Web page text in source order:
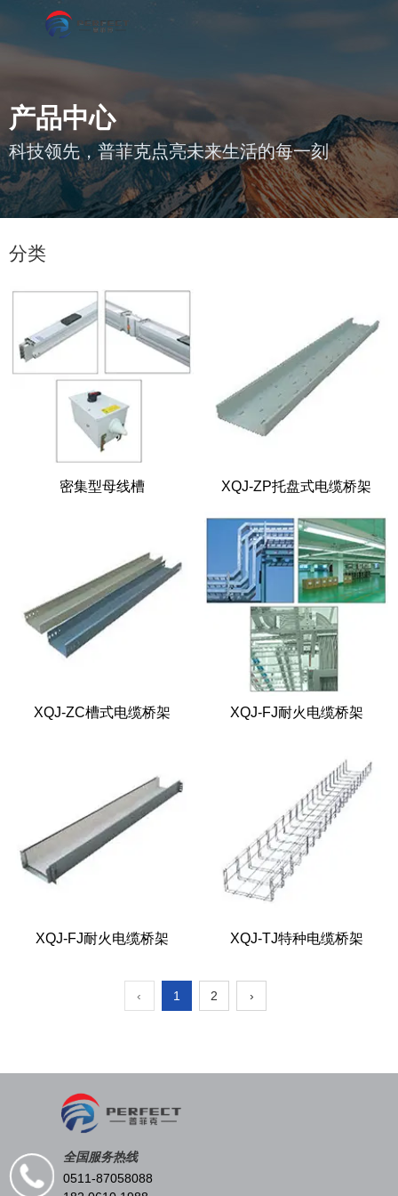
产品中心
科技领先，普菲克点亮未来生活的每一刻
分类
密集型母线槽 XQJ-ZP托盘式电缆桥架
XQJ-ZC槽式电缆桥架 XQJ-FJ耐火电缆桥架
XQJ-FJ耐火电缆桥架 XQJ-TJ特种电缆桥架
‹ 1 2 ›
全国服务热线
0511-87058088